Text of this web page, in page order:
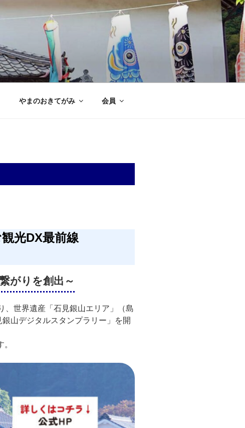
やまのおきてがみ 会員
光DX最前線
がりを創出～
世界遺産「石見銀山エリア」（島
山デジタルスタンプラリー」を開